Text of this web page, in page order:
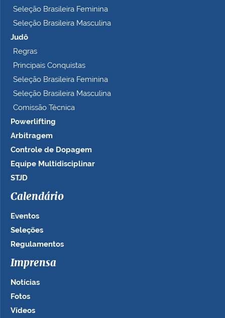
Seleção Brasileira Feminina
Seleção Brasileira Masculina
Judô
Regras
Principais Conquistas
Seleção Brasileira Feminina
Seleção Brasileira Masculina
Comissão Técnica
Powerlifting
Arbitragem
Controle de Dopagem
Equipe Multidisciplinar
STJD
Calendário
Eventos
Seleções
Regulamentos
Imprensa
Notícias
Fotos
Vídeos